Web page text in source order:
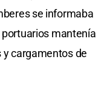
se informaba
mantenía
cargamentos de